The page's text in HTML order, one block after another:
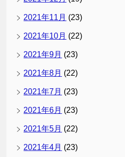
2021年11月 (23)
2021年10月 (22)
2021年9月 (23)
2021年8月 (22)
2021年7月 (23)
2021年6月 (23)
2021年5月 (22)
2021年4月 (23)